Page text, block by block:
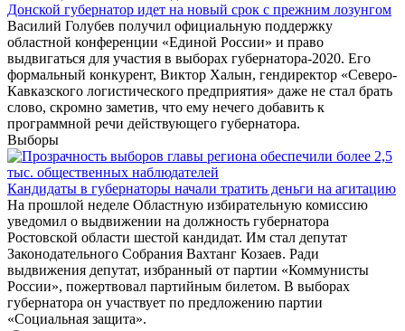
Донской губернатор идет на новый срок с прежним лозунгом
Василий Голубев получил официальную поддержку
областной конференции «Единой России» и право
выдвигаться для участия в выборах губернатора-2020. Его
формальный конкурент, Виктор Халын, гендиректор «Северо-
Кавказского логистического предприятия» даже не стал брать
слово, скромно заметив, что ему нечего добавить к
программной речи действующего губернатора.
Выборы
Кандидаты в губернаторы начали тратить деньги на агитацию
На прошлой неделе Областную избирательную комиссию
уведомил о выдвижении на должность губернатора
Ростовской области шестой кандидат. Им стал депутат
Законодательного Собрания Вахтанг Козаев. Ради
выдвижения депутат, избранный от партии «Коммунисты
России», пожертвовал партийным билетом. В выборах
губернатора он участвует по предложению партии
«Социальная защита».